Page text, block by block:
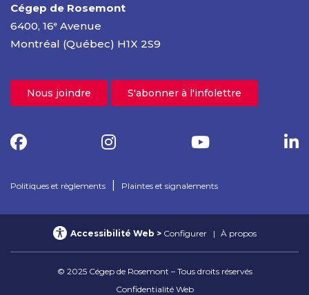
Cégep de Rosemont
6400, 16e Avenue
Montréal (Québec) H1X 2S9
Nous joindre S'abonner à l'infolettre
Politiques et règlements Plaintes et signalements
© 2025 Cégep de Rosemont – Tous droits réservés
Confidentialité Web
Accessibilité Web Configurer À propos